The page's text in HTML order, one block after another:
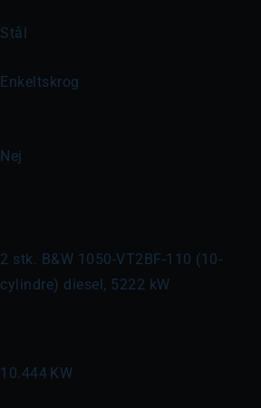
Stål
Enkeltskrog
Nej
2 stk. B&W 1050-VT2BF-110 (10-
cylindre) diesel, 5222 kW
10.444 KW